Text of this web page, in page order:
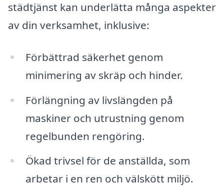
städtjänst kan underlätta många aspekter
av din verksamhet, inklusive:
Förbättrad säkerhet genom
minimering av skräp och hinder.
Förlängning av livslängden på
maskiner och utrustning genom
regelbunden rengöring.
Ökad trivsel för de anställda, som
arbetar i en ren och välskött miljö.